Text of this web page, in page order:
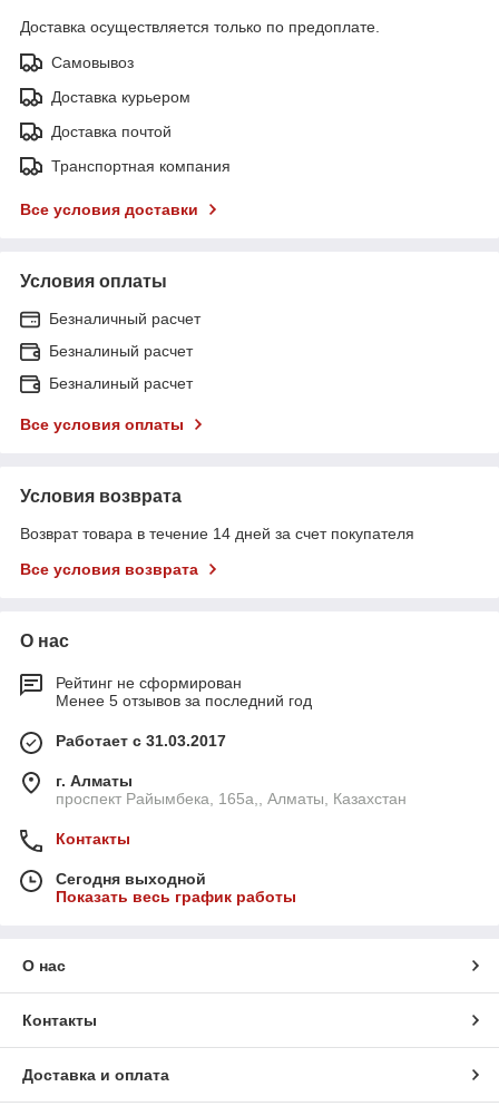
Доставка осуществляется только по предоплате.
Самовывоз
Доставка курьером
Доставка почтой
Транспортная компания
Все условия доставки
Условия оплаты
Безналичный расчет
Безналиный расчет
Безналиный расчет
Все условия оплаты
Условия возврата
Возврат товара в течение 14 дней за счет покупателя
Все условия возврата
О нас
Рейтинг не сформирован
Менее 5 отзывов за последний год
Работает с 31.03.2017
г. Алматы
проспект Райымбека, 165а,, Алматы, Казахстан
Контакты
Сегодня выходной
Показать весь график работы
О нас
Контакты
Доставка и оплата